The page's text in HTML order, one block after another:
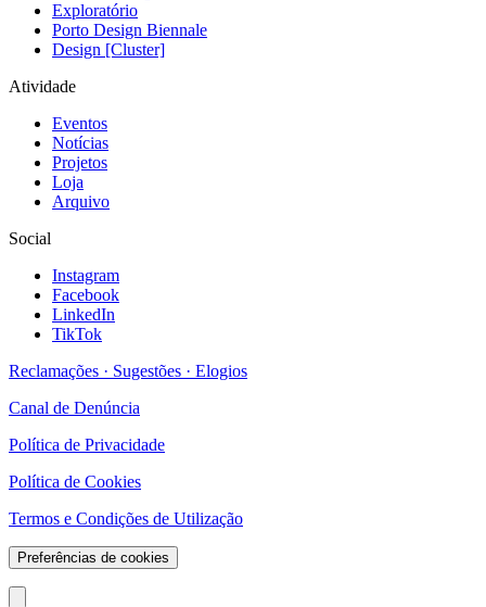
Exploratório
Porto Design Biennale
Design [Cluster]
Atividade
Eventos
Notícias
Projetos
Loja
Arquivo
Social
Instagram
Facebook
LinkedIn
TikTok
Reclamações · Sugestões · Elogios
Canal de Denúncia
Política de Privacidade
Política de Cookies
Termos e Condições de Utilização
Preferências de cookies